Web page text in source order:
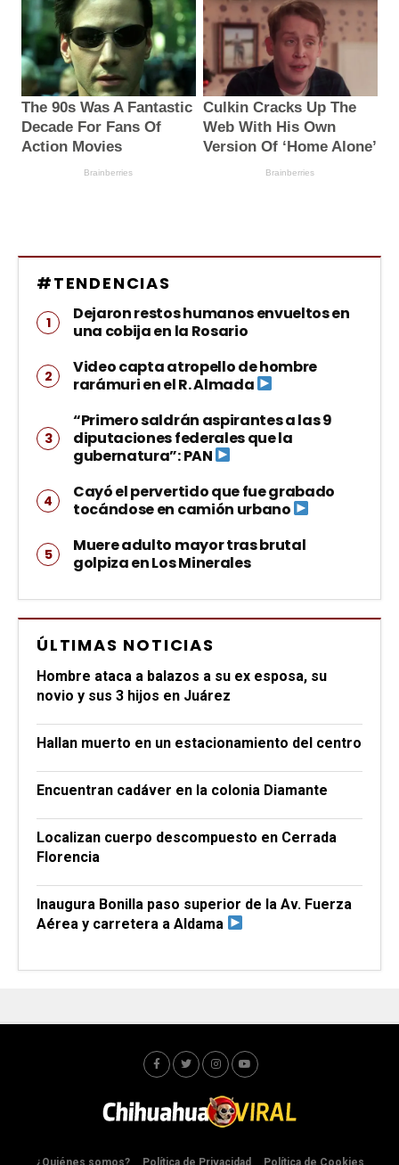
#TENDENCIAS
Dejaron restos humanos envueltos en
una cobija en la Rosario
Video capta atropello de hombre
rarámuri en el R. Almada
“Primero saldrán aspirantes a las 9
diputaciones federales que la
gubernatura”: PAN
Cayó el pervertido que fue grabado
tocándose en camión urbano
Muere adulto mayor tras brutal
golpiza en Los Minerales
ÚLTIMAS NOTICIAS
Hombre ataca a balazos a su ex esposa, su
novio y sus 3 hijos en Juárez
Hallan muerto en un estacionamiento del centro
Encuentran cadáver en la colonia Diamante
Localizan cuerpo descompuesto en Cerrada
Florencia
Inaugura Bonilla paso superior de la Av. Fuerza
Aérea y carretera a Aldama
¿Quiénes somos? Política de Privacidad Política de Cookies